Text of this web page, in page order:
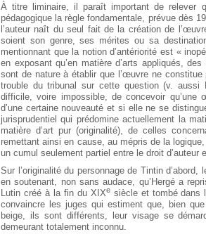
À titre liminaire, il paraît important de relever
pédagogique la règle fondamentale, prévue dès
l’auteur naît du seul fait de la création de
soient son genre, ses mérites ou sa
mentionnant que la notion d’antériorité est «
en exposant qu’en matière d’arts appliqués,
sont de nature à établir que l’œuvre ne
trouble du tribunal sur cette question (v.
difficile, voire impossible, de concevoir
d’une certaine nouveauté et si elle ne se
jurisprudentiel qui prédomine actuellement la
matière d’art pur (originalité), de celles
remettant ainsi en cause, au mépris de la
un cumul seulement partiel entre le droit d’auteur
Sur l’originalité du personnage de Tintin
en soutenant, non sans audace, qu’Hergé a
Lutin créé à la fin du XIXesiècle et tombé dans
convaincre les juges qui estiment que, bien
beige, ils sont différents, leur visage se
demeurant totalement inconnu.